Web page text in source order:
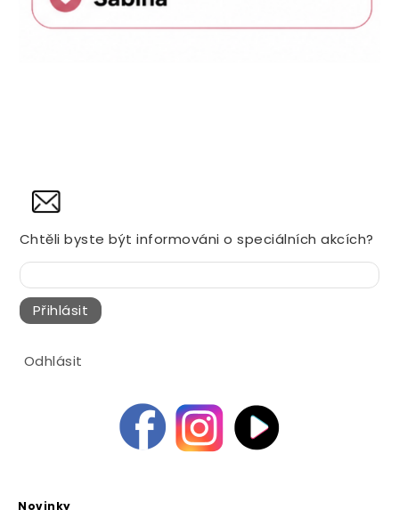
Chtěli byste být informováni o speciálních akcích?
Přihlásit
Odhlásit
Novinky